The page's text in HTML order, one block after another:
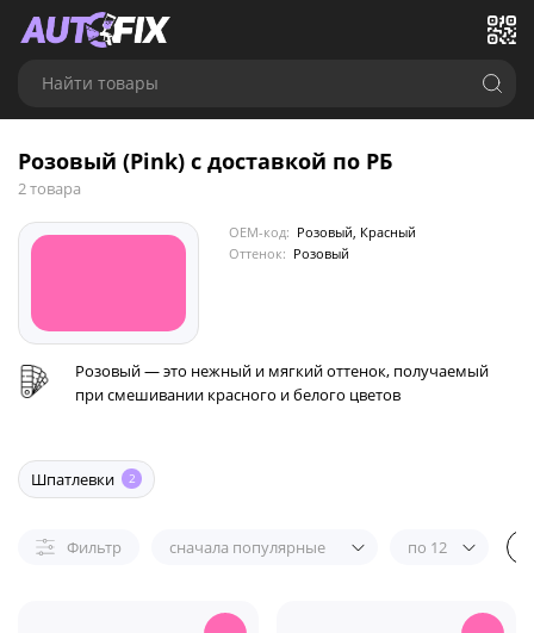
Найти товары
Розовый (Pink) с доставкой по РБ
2 товара
OEM-код: Розовый, Красный
Оттенок: Розовый
Розовый — это нежный и мягкий оттенок, получаемый
при смешивании красного и белого цветов
Шпатлевки 2
Фильтр сначала популярные по 12